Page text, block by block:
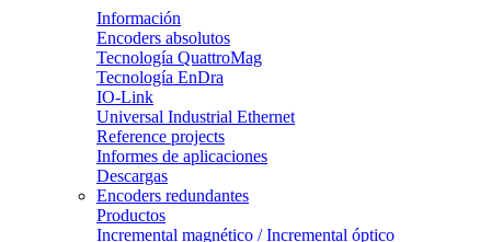
Información
Encoders absolutos
Tecnología QuattroMag
Tecnología EnDra
IO-Link
Universal Industrial Ethernet
Reference projects
Informes de aplicaciones
Descargas
Encoders redundantes
Productos
Incremental magnético / Incremental óptico